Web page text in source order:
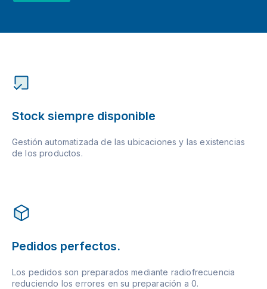
Stock siempre disponible
Gestión automatizada de las ubicaciones y las existencias
de los productos.
Pedidos perfectos.
Los pedidos son preparados mediante radiofrecuencia
reduciendo los errores en su preparación a 0.